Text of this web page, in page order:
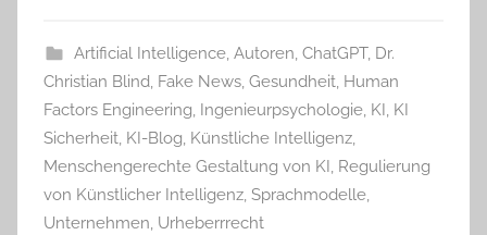
Artificial Intelligence, Autoren, ChatGPT, Dr.
Christian Blind, Fake News, Gesundheit, Human
Factors Engineering, Ingenieurpsychologie, KI, KI
Sicherheit, KI-Blog, Künstliche Intelligenz,
Menschengerechte Gestaltung von KI, Regulierung
von Künstlicher Intelligenz, Sprachmodelle,
Unternehmen, Urheberrrecht